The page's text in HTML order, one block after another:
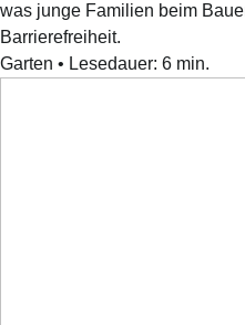
was junge Familien beim
Barrierefreiheit.
Garten • Lesedauer: 6 min.